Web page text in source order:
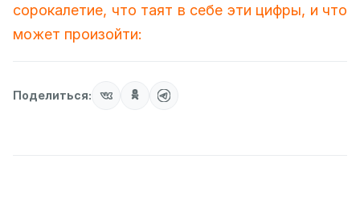
сорокалетие, что таят в себе эти цифры, и что
может произойти:
Поделиться: